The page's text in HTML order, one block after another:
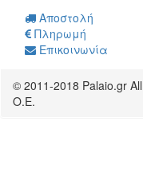
Αποστολή
Πληρωμή
Επικοινωνία
© 2011-2018 Palaio.gr
O.E.